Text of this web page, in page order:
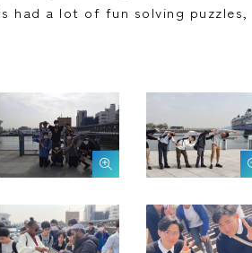
had a lot of fun solving puzzles,